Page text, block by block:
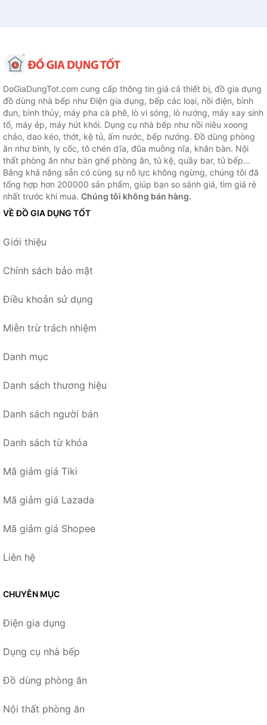
DoGiaDungTot.com cung cấp thông tin giá cả thiết bị, đồ gia dụng
đồ dùng nhà bếp như Điện gia dụng, bếp các loại, nồi điện, bình
đun, bình thủy, máy pha cà phê, lò vi sóng, lò nướng, máy xay sinh
tố, máy ép, máy hút khói. Dụng cụ nhà bếp như nồi niêu xoong
chảo, dao kéo, thớt, kệ tủ, ấm nước, bếp nướng. Đồ dùng phòng
ăn như bình, ly cốc, tô chén dĩa, đũa muỗng nĩa, khăn bàn. Nội
thất phòng ăn như bàn ghế phòng ăn, tủ kệ, quầy bar, tủ bếp...
Bằng khả năng sẵn có cùng sự nỗ lực không ngừng, chúng tôi đã
tổng hợp hơn 200000 sản phẩm, giúp bạn so sánh giá, tìm giá rẻ
nhất trước khi mua. Chúng tôi không bán hàng.
VỀ ĐỒ GIA DỤNG TỐT
Giới thiệu
Chính sách bảo mật
Điều khoản sử dụng
Miễn trừ trách nhiệm
Danh mục
Danh sách thương hiệu
Danh sách người bán
Danh sách từ khóa
Mã giảm giá Tiki
Mã giảm giá Lazada
Mã giảm giá Shopee
Liên hệ
CHUYÊN MỤC
Điện gia dụng
Dụng cụ nhà bếp
Đồ dùng phòng ăn
Nội thất phòng ăn